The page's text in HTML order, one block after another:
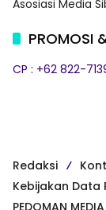
Asosiasi Media
PROMOSI
CP : +62 822-
Redaksi
Kebijakan Data